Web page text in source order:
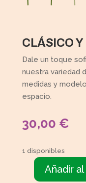
CLÁSICO
Dale un toque
nuestra variedad
medidas y
espacio.
30,00 €
1 disponibles
CabeceroAñadir